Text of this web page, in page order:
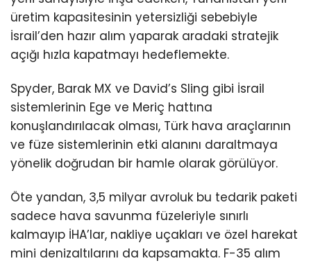
üretim kapasitesinin yetersizliği sebebiyle
İsrail’den hazır alım yaparak aradaki stratejik
açığı hızla kapatmayı hedeflemekte.
Spyder, Barak MX ve David’s Sling gibi İsrail
sistemlerinin Ege ve Meriç hattına
konuşlandırılacak olması, Türk hava araçlarının
ve füze sistemlerinin etki alanını daraltmaya
yönelik doğrudan bir hamle olarak görülüyor.
Öte yandan, 3,5 milyar avroluk bu tedarik paketi
sadece hava savunma füzeleriyle sınırlı
kalmayıp İHA’lar, nakliye uçakları ve özel harekat
mini denizaltılarını da kapsamakta. F-35 alım